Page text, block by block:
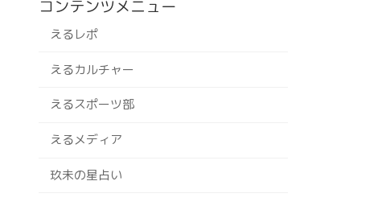
コンテンツメニュー
えるレポ
えるカルチャー
えるスポーツ部
えるメディア
玖未の星占い